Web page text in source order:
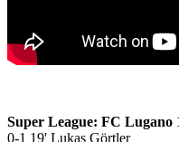
Super League: FC Lugano
0-1 19' Lukas Görtler